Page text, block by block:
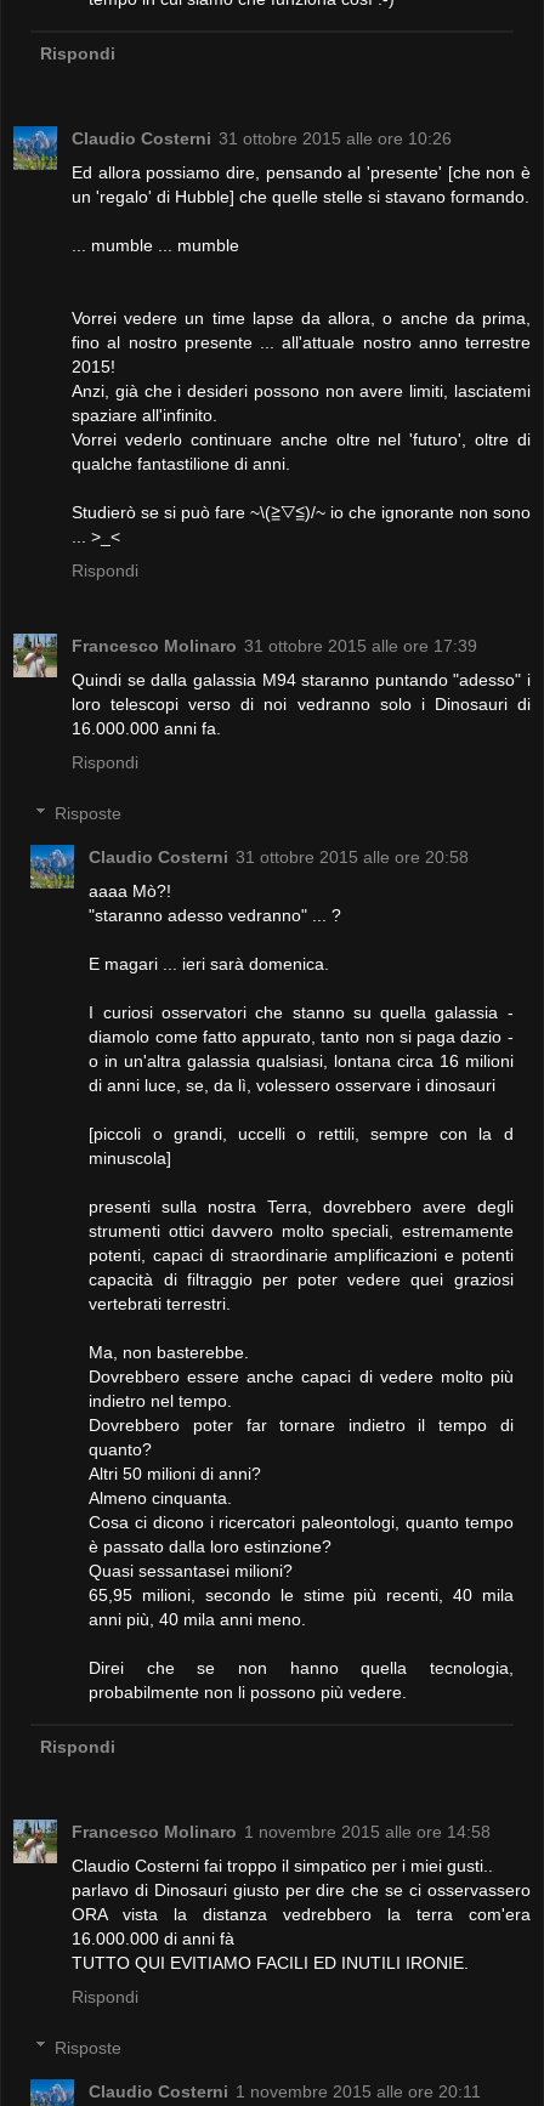
Rispondi
Claudio Costerni 31 ottobre 2015 alle ore 10:26
Ed allora possiamo dire, pensando al 'presente' [che non è
un 'regalo' di Hubble] che quelle stelle si stavano formando.
... mumble ... mumble
Vorrei vedere un time lapse da allora, o anche da prima,
fino al nostro presente ... all'attuale nostro anno terrestre
2015!
Anzi, già che i desideri possono non avere limiti, lasciatemi
spaziare all'infinito.
Vorrei vederlo continuare anche oltre nel 'futuro', oltre di
qualche fantastilione di anni.
Studierò se si può fare ~\(≧▽≦)/~ io che ignorante non sono
... >_<
Rispondi
Francesco Molinaro 31 ottobre 2015 alle ore 17:39
Quindi se dalla galassia M94 staranno puntando "adesso" i
loro telescopi verso di noi vedranno solo i Dinosauri di
16.000.000 anni fa.
Rispondi
Risposte
Claudio Costerni 31 ottobre 2015 alle ore 20:58
aaaa Mò?!
"staranno adesso vedranno" ... ?
E magari ... ieri sarà domenica.
I curiosi osservatori che stanno su quella galassia -
diamolo come fatto appurato, tanto non si paga dazio -
o in un'altra galassia qualsiasi, lontana circa 16 milioni
di anni luce, se, da lì, volessero osservare i dinosauri
[piccoli o grandi, uccelli o rettili, sempre con la d
minuscola]
presenti sulla nostra Terra, dovrebbero avere degli
strumenti ottici davvero molto speciali, estremamente
potenti, capaci di straordinarie amplificazioni e potenti
capacità di filtraggio per poter vedere quei graziosi
vertebrati terrestri.
Ma, non basterebbe.
Dovrebbero essere anche capaci di vedere molto più
indietro nel tempo.
Dovrebbero poter far tornare indietro il tempo di
quanto?
Altri 50 milioni di anni?
Almeno cinquanta.
Cosa ci dicono i ricercatori paleontologi, quanto tempo
è passato dalla loro estinzione?
Quasi sessantasei milioni?
65,95 milioni, secondo le stime più recenti, 40 mila
anni più, 40 mila anni meno.
Direi che se non hanno quella tecnologia,
probabilmente non li possono più vedere.
Rispondi
Francesco Molinaro 1 novembre 2015 alle ore 14:58
Claudio Costerni fai troppo il simpatico per i miei gusti..
parlavo di Dinosauri giusto per dire che se ci osservassero
ORA vista la distanza vedrebbero la terra com'era
16.000.000 di anni fà
TUTTO QUI EVITIAMO FACILI ED INUTILI IRONIE.
Rispondi
Risposte
Claudio Costerni 1 novembre 2015 alle ore 20:11